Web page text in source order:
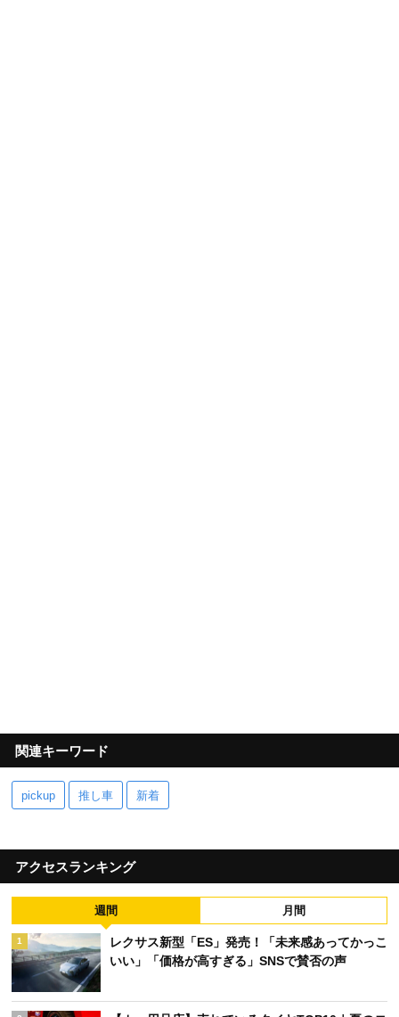
関連キーワード
pickup 推し車 新着
アクセスランキング
週間 月間
1
レクサス新型「ES」発売！「未来感あってかっこ
いい」「価格が高すぎる」SNSで賛否の声